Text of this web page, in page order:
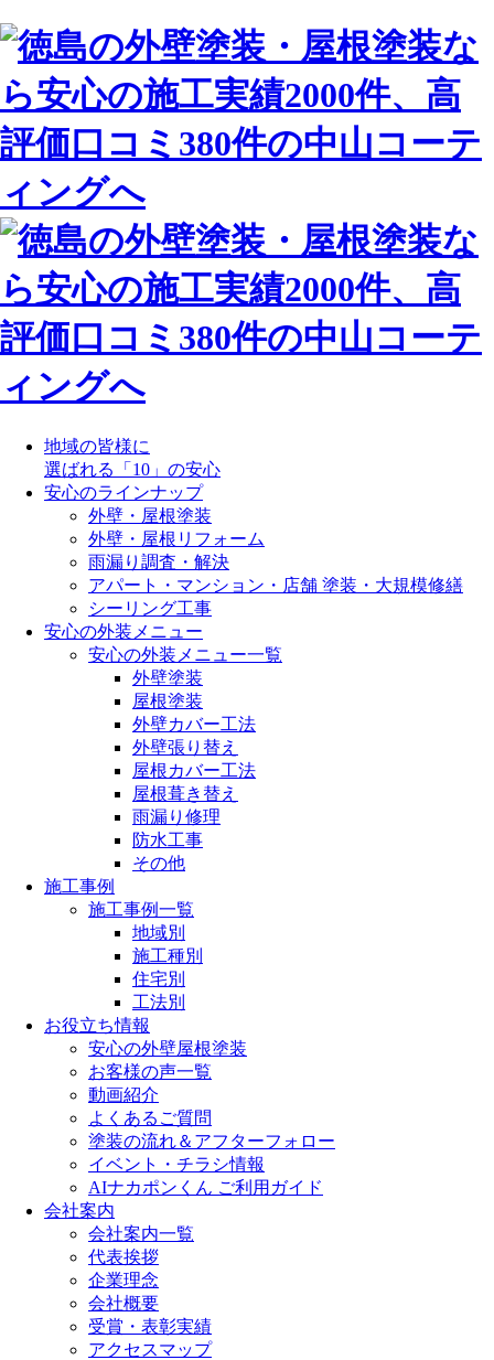
地域の皆様に
選ばれる「10」の安心
安心のラインナップ
外壁・屋根塗装
外壁・屋根リフォーム
雨漏り調査・解決
アパート・マンション・店舗 塗装・大規模修繕
シーリング工事
安心の外装メニュー
安心の外装メニュー一覧
外壁塗装
屋根塗装
外壁カバー工法
外壁張り替え
屋根カバー工法
屋根葺き替え
雨漏り修理
防水工事
その他
施工事例
施工事例一覧
地域別
施工種別
住宅別
工法別
お役立ち情報
安心の外壁屋根塗装
お客様の声一覧
動画紹介
よくあるご質問
塗装の流れ＆アフターフォロー
イベント・チラシ情報
AIナカポンくん ご利用ガイド
会社案内
会社案内一覧
代表挨拶
企業理念
会社概要
受賞・表彰実績
アクセスマップ